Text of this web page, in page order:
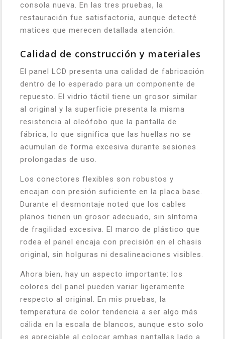
consola nueva. En las tres pruebas, la
restauración fue satisfactoria, aunque detecté
matices que merecen detallada atención.
Calidad de construcción y materiales
El panel LCD presenta una calidad de fabricación
dentro de lo esperado para un componente de
repuesto. El vidrio táctil tiene un grosor similar
al original y la superficie presenta la misma
resistencia al oleófobo que la pantalla de
fábrica, lo que significa que las huellas no se
acumulan de forma excesiva durante sesiones
prolongadas de uso.
Los conectores flexibles son robustos y
encajan con presión suficiente en la placa base.
Durante el desmontaje noted que los cables
planos tienen un grosor adecuado, sin síntoma
de fragilidad excesiva. El marco de plástico que
rodea el panel encaja con precisión en el chasis
original, sin holguras ni desalineaciones visibles.
Ahora bien, hay un aspecto importante: los
colores del panel pueden variar ligeramente
respecto al original. En mis pruebas, la
temperatura de color tendencia a ser algo más
cálida en la escala de blancos, aunque esto solo
es apreciable al colocar ambas pantallas lado a